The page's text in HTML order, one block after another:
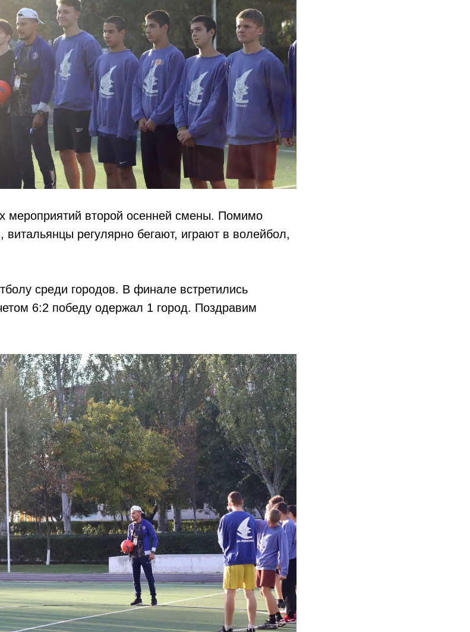
мероприятий второй осенней смены. Помимо
витальянцы регулярно бегают, играют в волейбол,
среди городов. В финале встретились
6:2 победу одержал 1 город. Поздравим